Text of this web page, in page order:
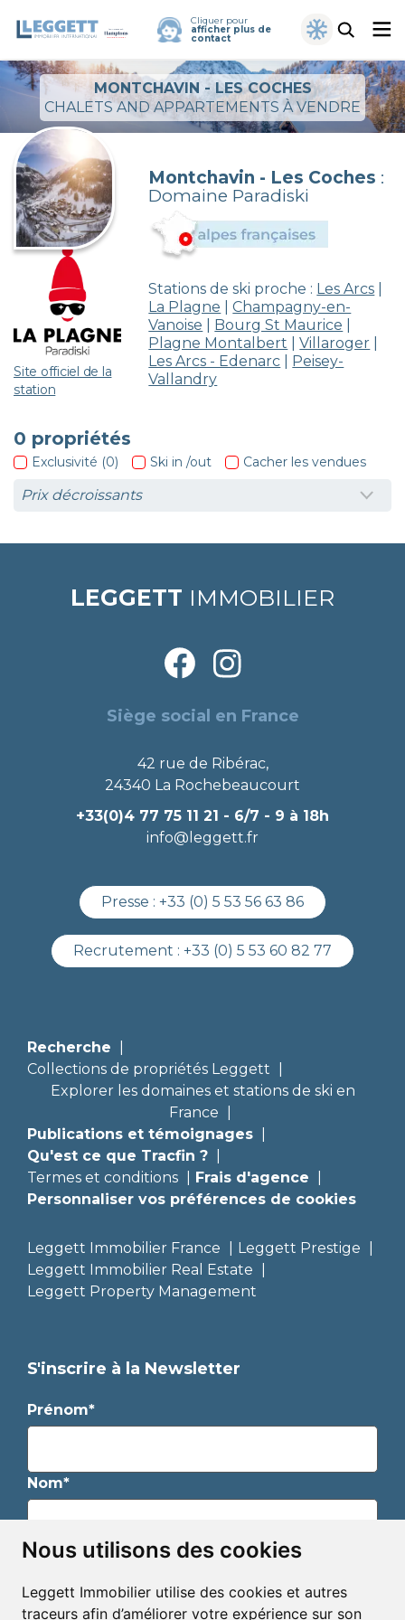
Nous utilisons des cookies
Leggett Immobilier utilise des cookies et autres
traceurs afin d’améliorer votre expérience sur son
Cliquer pour
afficher plus de
contact
MONTCHAVIN - LES COCHES
CHALETS AND APPARTEMENTS À VENDRE
Site officiel de la
station
Montchavin - Les Coches :
Domaine Paradiski
Stations de ski proche : Les Arcs
La Plagne |Champagny-en-
Vanoise
Bourg St Maurice
Plagne Montalbert |Villaroger
Les Arcs - Edenarc
Peisey-
Vallandry
0 propriétés
Exclusivité (0) Ski in /out Cacher les vendues
LEGGETT IMMOBILIER
Siège social en France
42 rue de Ribérac,
24340 La Rochebeaucourt
+33(0)4 77 75 11 21 - 6/7 - 9 à 18h
info@leggett.fr
Presse : +33 (0) 5 53 56 63 86
Recrutement : +33 (0) 5 53 60 82 77
Recherche
Collections de propriétés Leggett
Explorer les domaines et stations de ski en
France
Publications et témoignages
Qu'est ce que Tracfin ?
Termes et conditions
Frais d'agence
Personnaliser vos préférences de cookies
Leggett Immobilier France
Leggett Prestige
Leggett Immobilier Real Estate
Leggett Property Management
S'inscrire à la Newsletter
Prénom*
Nom*
Email*